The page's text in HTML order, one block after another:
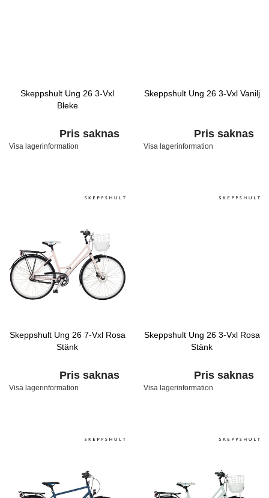
Skeppshult Ung 26 3-Vxl
Bleke
Pris saknas
Visa lagerinformation
Skeppshult Ung 26 3-Vxl Vanilj
Pris saknas
Visa lagerinformation
Skeppshult Ung 26 7-Vxl Rosa
Stänk
Pris saknas
Visa lagerinformation
Skeppshult Ung 26 3-Vxl Rosa
Stänk
Pris saknas
Visa lagerinformation